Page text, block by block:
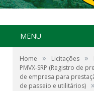
MENU
Home » Licitações »
PMVX-SRP (Registro de
de empresa para
de passeio e utilitários) »